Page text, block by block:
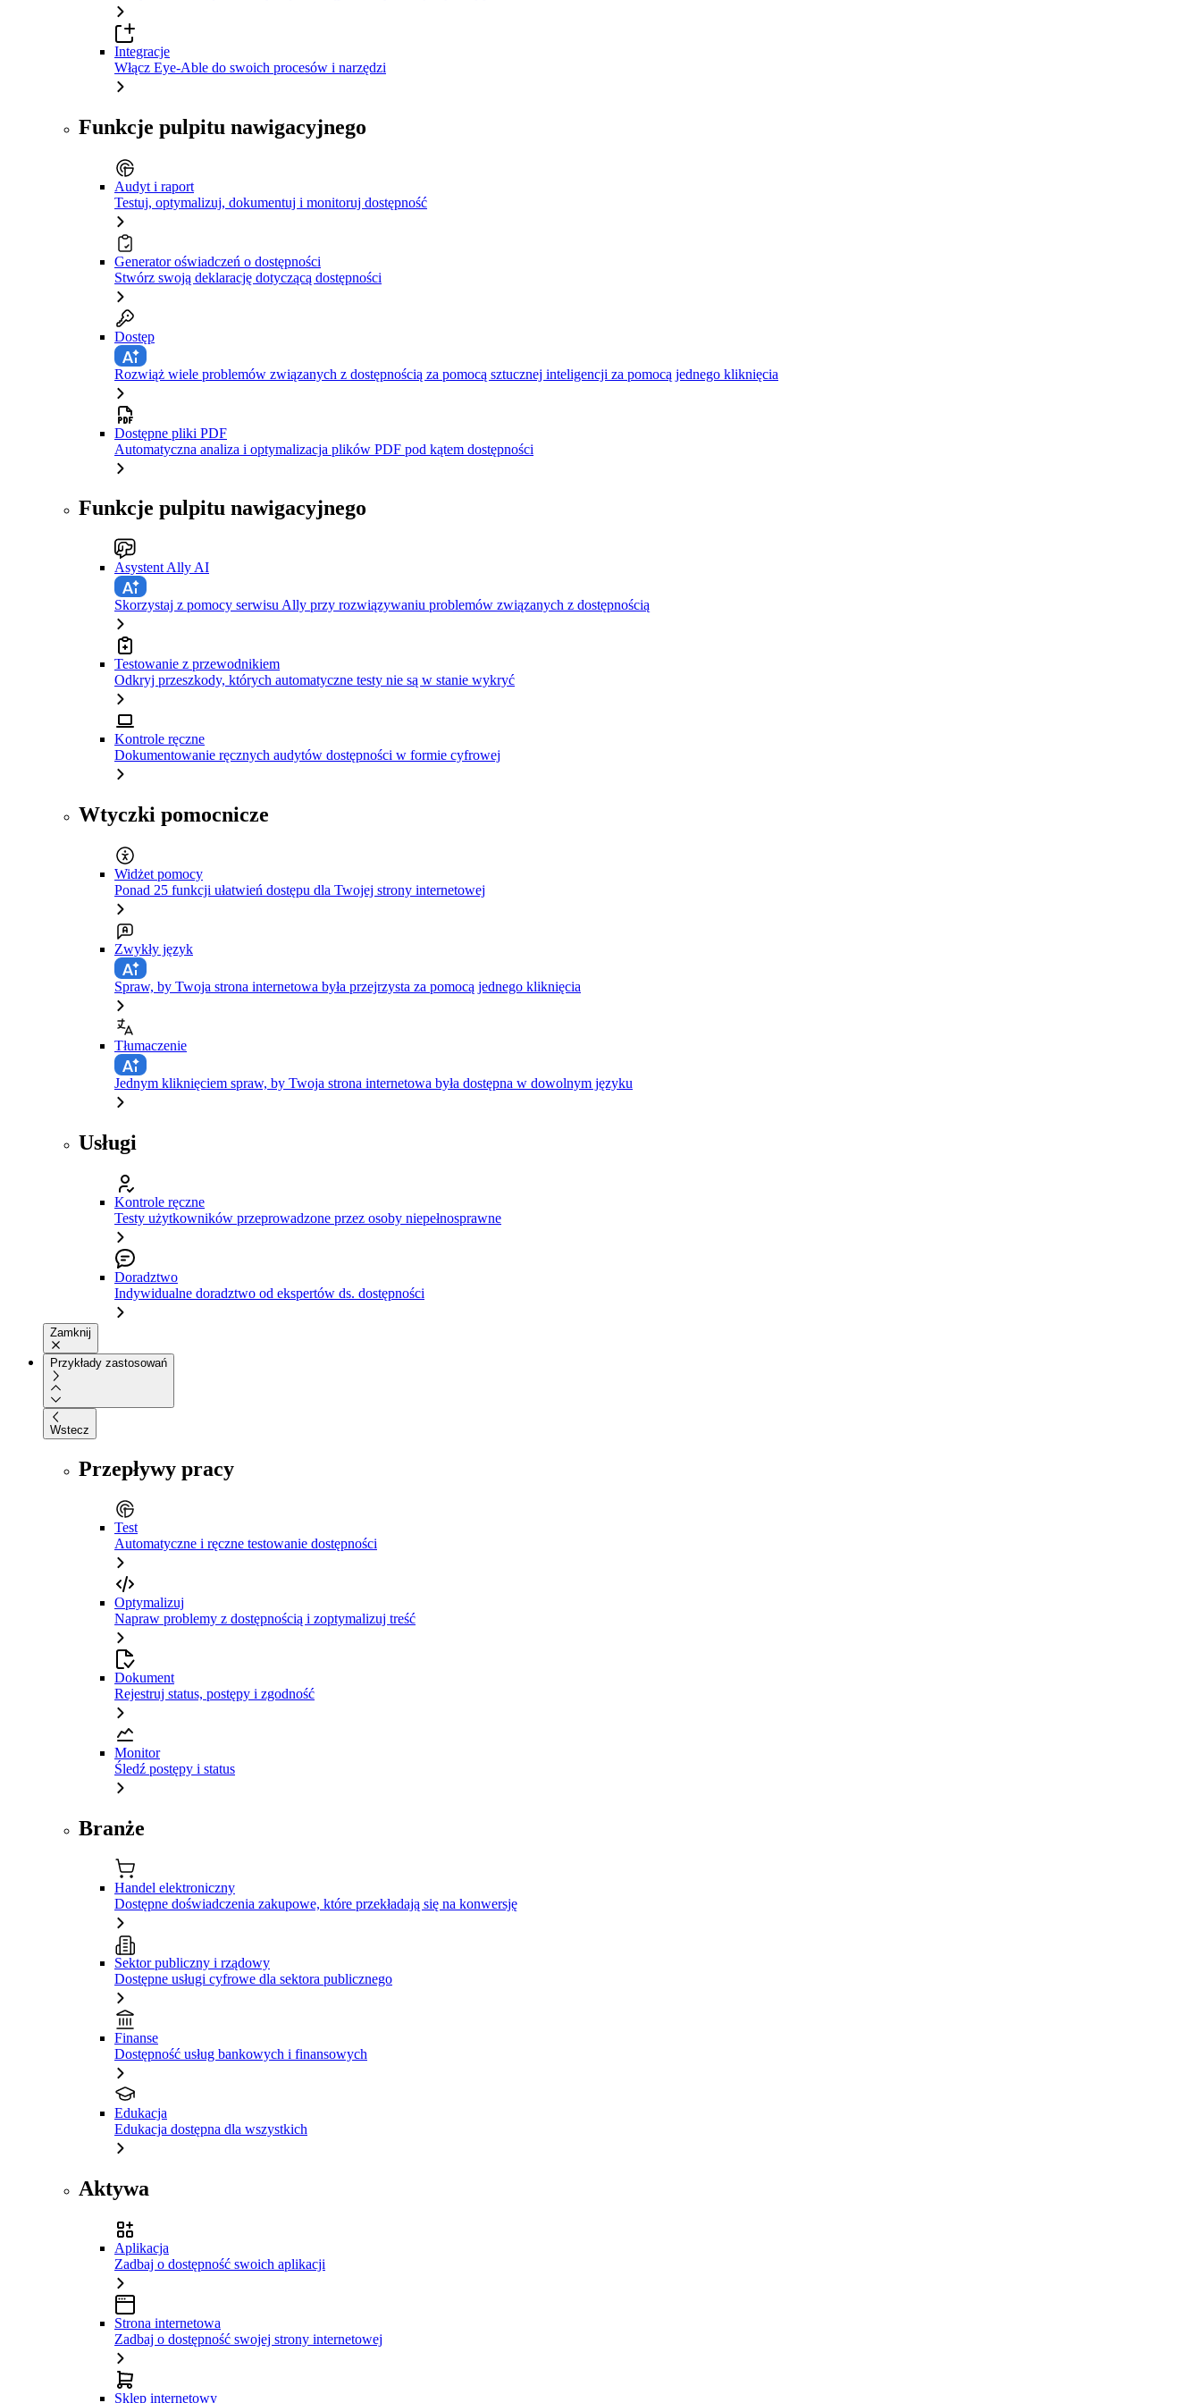
Integracje
Włącz Eye-Able do swoich procesów i narzędzi
Funkcje pulpitu nawigacyjnego
Audyt i raport
Testuj, optymalizuj, dokumentuj i monitoruj dostępność
Generator oświadczeń o dostępności
Stwórz swoją deklarację dotyczącą dostępności
Dostęp
Rozwiąż wiele problemów związanych z dostępnością za pomocą sztucznej inteligencji za pomocą jednego kliknięcia
Dostępne pliki PDF
Automatyczna analiza i optymalizacja plików PDF pod kątem dostępności
Funkcje pulpitu nawigacyjnego
Asystent Ally AI
Skorzystaj z pomocy serwisu Ally przy rozwiązywaniu problemów związanych z dostępnością
Testowanie z przewodnikiem
Odkryj przeszkody, których automatyczne testy nie są w stanie wykryć
Kontrole ręczne
Dokumentowanie ręcznych audytów dostępności w formie cyfrowej
Wtyczki pomocnicze
Widżet pomocy
Ponad 25 funkcji ułatwień dostępu dla Twojej strony internetowej
Zwykły język
Spraw, by Twoja strona internetowa była przejrzysta za pomocą jednego kliknięcia
Tłumaczenie
Jednym kliknięciem spraw, by Twoja strona internetowa była dostępna w dowolnym języku
Usługi
Kontrole ręczne
Testy użytkowników przeprowadzone przez osoby niepełnosprawne
Doradztwo
Indywidualne doradztwo od ekspertów ds. dostępności
Zamknij
Przykłady zastosowań
Wstecz
Przepływy pracy
Test
Automatyczne i ręczne testowanie dostępności
Optymalizuj
Napraw problemy z dostępnością i zoptymalizuj treść
Dokument
Rejestruj status, postępy i zgodność
Monitor
Śledź postępy i status
Branże
Handel elektroniczny
Dostępne doświadczenia zakupowe, które przekładają się na konwersję
Sektor publiczny i rządowy
Dostępne usługi cyfrowe dla sektora publicznego
Finanse
Dostępność usług bankowych i finansowych
Edukacja
Edukacja dostępna dla wszystkich
Aktywa
Aplikacja
Zadbaj o dostępność swoich aplikacji
Strona internetowa
Zadbaj o dostępność swojej strony internetowej
Sklep internetowy